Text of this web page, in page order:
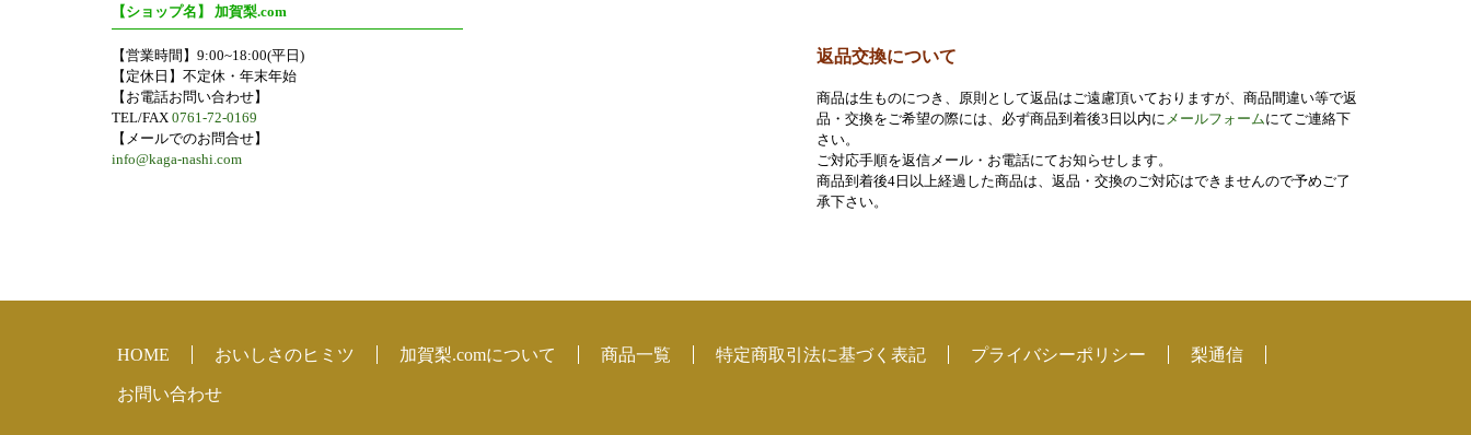
【ショップ名】 加賀梨.com
【営業時間】9:00~18:00(平日)
【定休日】不定休・年末年始
【お電話お問い合わせ】
TEL/FAX 0761-72-0169
【メールでのお問合せ】
info@kaga-nashi.com
返品交換について
商品は生ものにつき、原則として返品はご遠慮頂いておりますが、商品間違い等で返
品・交換をご希望の際には、必ず商品到着後3日以内に メールフォームにてご連絡下
さい。
ご対応手順を返信メール・お電話にてお知らせします。
商品到着後4日以上経過した商品は、返品・交換のご対応はできませんので予めご了
承下さい。
HOME おいしさのヒミツ 加賀梨.comについて 商品一覧 特定商取引法に基づく表記 プライバシーポリシー 梨通信
お問い合わせ